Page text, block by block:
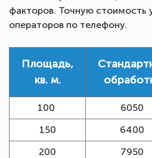
факторов. Точную стоимость
операторов по телефону.
Площадь,
кв. м.
100 6050
150
6400
200
7950